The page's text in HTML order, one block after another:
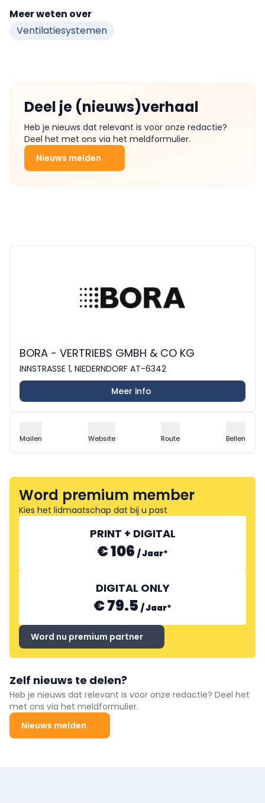
Meer weten over
Ventilatiesystemen
Deel je (nieuws)verhaal
Heb je nieuws dat relevant is voor onze redactie?
Deel het met ons via het meldformulier.
Nieuws melden
BORA - VERTRIEBS GMBH & CO KG
INNSTRASSE 1, NIEDERNDORF AT-6342
Meer info
Mailen Website Route Bellen
Word premium member
Kies het lidmaatschap dat bij u past
PRINT + DIGITAL
€ 106 /Jaar*
DIGITAL ONLY
€ 79.5 /Jaar*
Word nu premium partner
Zelf nieuws te delen?
Heb je nieuws dat relevant is voor onze redactie? Deel het
met ons via het meldformulier.
Nieuws melden